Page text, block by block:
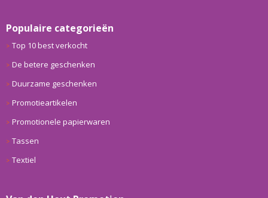
Populaire categorieën
Top 10 best verkocht
De betere geschenken
Duurzame geschenken
Promotieartikelen
Promotionele papierwaren
Tassen
Textiel